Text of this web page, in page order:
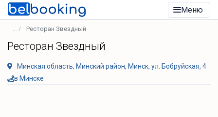
Меню
Ресторан Звездный
Ресторан Звездный
Минская область, Минский район, Минск, ул. Бобруйская, 4
в Минске